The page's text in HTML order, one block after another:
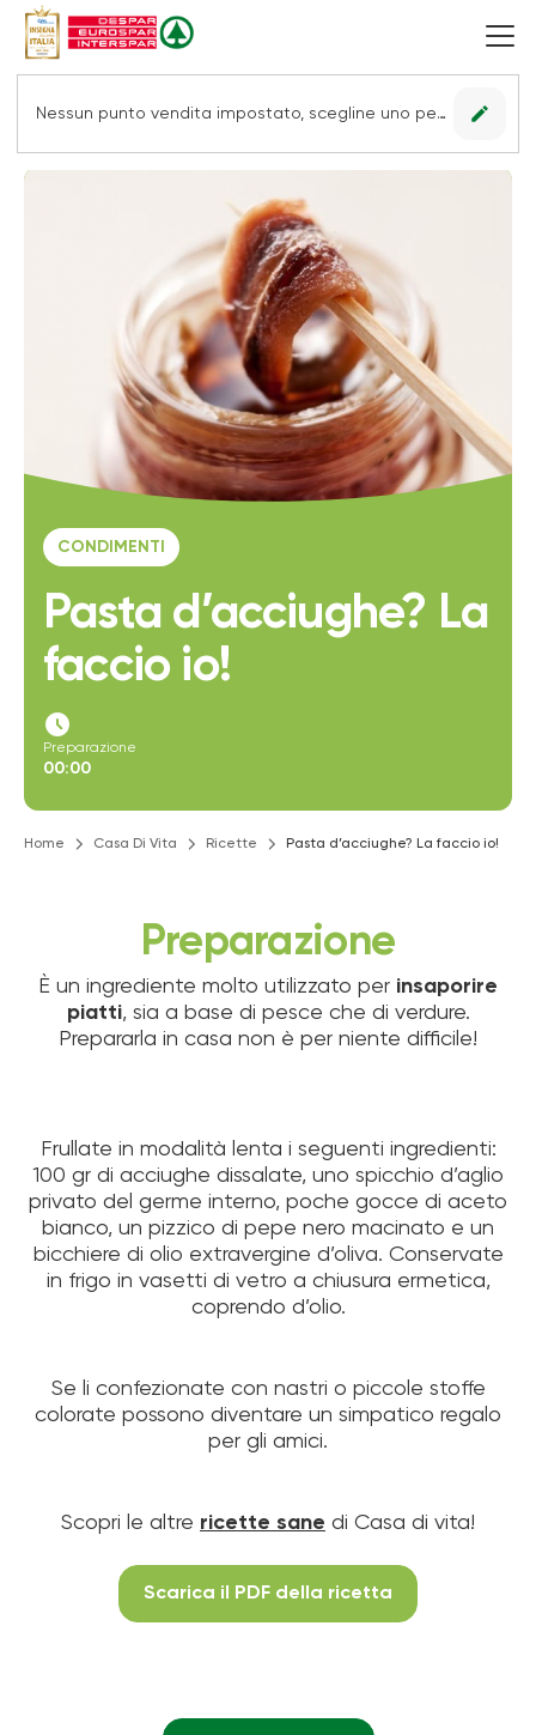
Nessun punto vendita impostato, scegline uno per vedere le offerte. edit
CONDIMENTI
Pasta d’acciughe? La
faccio io!
access_time_filled
Preparazione
00:00
Home Casa Di Vita Ricette Pasta d’acciughe? La faccio io!
Preparazione
È un ingrediente molto utilizzato per insaporire
piatti, sia a base di pesce che di verdure.
Prepararla in casa non è per niente difficile!
Frullate in modalità lenta i seguenti ingredienti:
100 gr di acciughe dissalate, uno spicchio d’aglio
privato del germe interno, poche gocce di aceto
bianco, un pizzico di pepe nero macinato e un
bicchiere di olio extravergine d’oliva. Conservate
in frigo in vasetti di vetro a chiusura ermetica,
coprendo d’olio.
Se li confezionate con nastri o piccole stoffe
colorate possono diventare un simpatico regalo
per gli amici.
Scopri le altre ricette sane di Casa di vita!
Scarica il PDF della ricetta